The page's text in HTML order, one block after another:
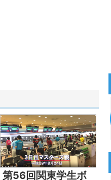
第56回関東学生ボ